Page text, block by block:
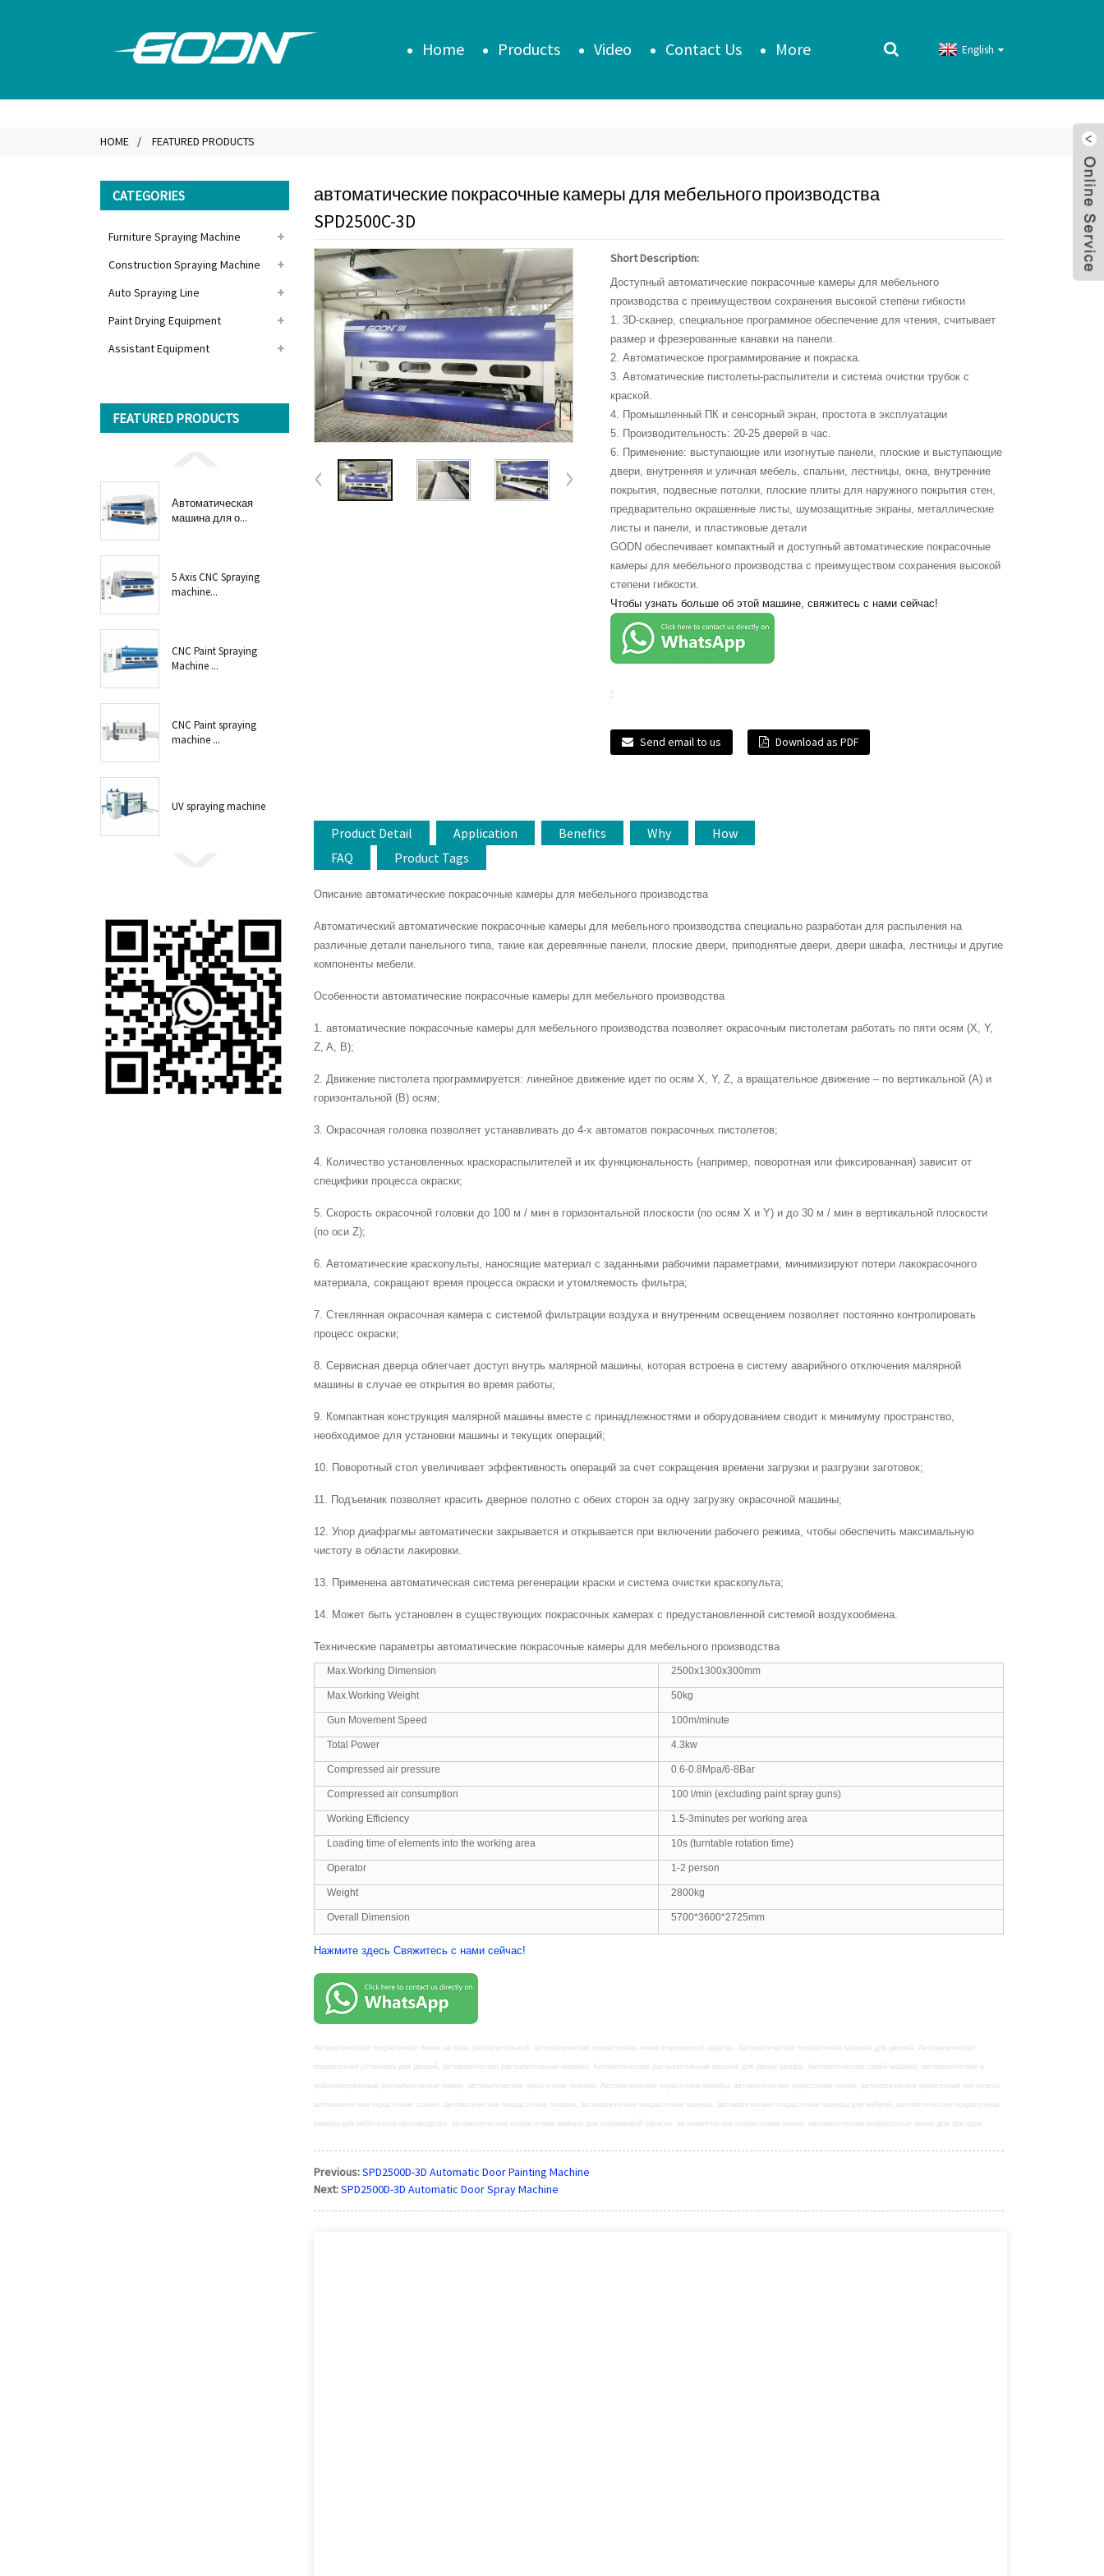
Home Products Video Contact Us More English
HOME FEATURED PRODUCTS
CATEGORIES
Furniture Spraying Machine
Construction Spraying Machine
Auto Spraying Line
Paint Drying Equipment
Assistant Equipment
FEATURED PRODUCTS
Автоматическая
машина для о...
5 Axis CNC Spraying
machine...
CNC Paint Spraying
Machine ...
CNC Paint spraying
machine ...
UV spraying machine
автоматические покрасочные камеры для мебельного производства
SPD2500C-3D
Short Description:
Доступный автоматические покрасочные камеры для мебельного
производства с преимуществом сохранения высокой степени гибкости
1. 3D-сканер, специальное программное обеспечение для чтения, считывает
размер и фрезерованные канавки на панели.
2. Автоматическое программирование и покраска.
3. Автоматические пистолеты-распылители и система очистки трубок с
краской.
4. Промышленный ПК и сенсорный экран, простота в эксплуатации
5. Производительность: 20-25 дверей в час.
6. Применение: выступающие или изогнутые панели, плоские и выступающие
двери, внутренняя и уличная мебель, спальни, лестницы, окна, внутренние
покрытия, подвесные потолки, плоские плиты для наружного покрытия стен,
предварительно окрашенные листы, шумозащитные экраны, металлические
листы и панели, и пластиковые детали
GODN обеспечивает компактный и доступный автоматические покрасочные
камеры для мебельного производства с преимуществом сохранения высокой
степени гибкости.
Чтобы узнать больше об этой машине, свяжитесь с нами сейчас!
:
Send email to us Download as PDF
Product Detail Application Benefits Why
How
FAQ
Product Tags
Описание автоматические покрасочные камеры для мебельного производства
Автоматический автоматические покрасочные камеры для мебельного производства специально разработан для распыления на
различные детали панельного типа, такие как деревянные панели, плоские двери, приподнятые двери, двери шкафа, лестницы и другие
компоненты мебели.
Особенности автоматические покрасочные камеры для мебельного производства
1. автоматические покрасочные камеры для мебельного производства позволяет окрасочным пистолетам работать по пяти осям (X, Y,
Z, A, B);
2. Движение пистолета программируется: линейное движение идет по осям X, Y, Z, а вращательное движение – по вертикальной (A) и
горизонтальной (B) осям;
3. Окрасочная головка позволяет устанавливать до 4-х автоматов покрасочных пистолетов;
4. Количество установленных краскораспылителей и их функциональность (например, поворотная или фиксированная) зависит от
специфики процесса окраски;
5. Скорость окрасочной головки до 100 м / мин в горизонтальной плоскости (по осям X и Y) и до 30 м / мин в вертикальной плоскости
(по оси Z);
6. Автоматические краскопульты, наносящие материал с заданными рабочими параметрами, минимизируют потери лакокрасочного
материала, сокращают время процесса окраски и утомляемость фильтра;
7. Стеклянная окрасочная камера с системой фильтрации воздуха и внутренним освещением позволяет постоянно контролировать
процесс окраски;
8. Сервисная дверца облегчает доступ внутрь малярной машины, которая встроена в систему аварийного отключения малярной
машины в случае ее открытия во время работы;
9. Компактная конструкция малярной машины вместе с принадлежностями и оборудованием сводит к минимуму пространство,
необходимое для установки машины и текущих операций;
10. Поворотный стол увеличивает эффективность операций за счет сокращения времени загрузки и разгрузки заготовок;
11. Подъемник позволяет красить дверное полотно с обеих сторон за одну загрузку окрасочной машины;
12. Упор диафрагмы автоматически закрывается и открывается при включении рабочего режима, чтобы обеспечить максимальную
чистоту в области лакировки.
13. Применена автоматическая система регенерации краски и система очистки краскопульта;
14. Может быть установлен в существующих покрасочных камерах с предустановленной системой воздухообмена.
Технические параметры автоматические покрасочные камеры для мебельного производства
Max.Working Dimension 2500x1300x300mm
Max.Working Weight 50kg
Gun Movement Speed 100m/minute
Total Power 4.3kw
Compressed air pressure 0.6-0.8Mpa/6-8Bar
Compressed air consumption 100 l/min (excluding paint spray guns)
Working Efficiency 1.5-3minutes per working area
Loading time of elements into the working area 10s (turntable rotation time)
Operator 1-2 person
Weight 2800kg
Overall Dimension 5700*3600*2725mm
Нажмите здесь Свяжитесь с нами сейчас!
Автоматическая покрасочная линия на базе распылительной, автоматическая покрасочная линия порошковой окраски, Автоматическая покрасочная машина для дверей, Автоматическая
покрасочная установка для дверей, автоматическая распылительная машина, Автоматическая распылительная машина для двери шкафа, Автоматическая спрей машина, автоматические и
роботизированные распылительные линии, автоматические окрасочные головки, Автоматические окрасочные камеры, автоматические окрасочные линии, автоматические окрасочные пистолеты,
автоматические окрасочные станки, автоматические покрасочные головки, автоматические покрасочные камеры, автоматические покрасочные камеры для мебели, автоматические покрасочные
камеры для мебельного производства, автоматические покрасочные камеры для порошковой окраски, автоматические покрасочные линии, автоматические покрасочные линии для фасадов,
Previous:SPD2500D-3D Automatic Door Painting Machine
Next:SPD2500D-3D Automatic Door Spray Machine